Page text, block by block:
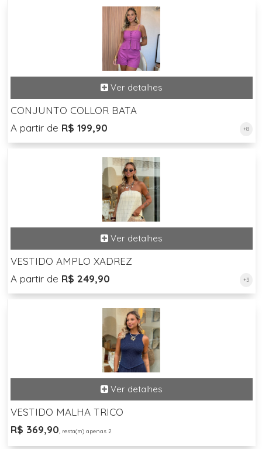
CONJUNTO COLLOR BATA
A partir de R$ 199,90 +8
VESTIDO AMPLO XADREZ
A partir de R$ 249,90 +3
VESTIDO MALHA TRICO
R$ 369,90, resta(m) apenas 2